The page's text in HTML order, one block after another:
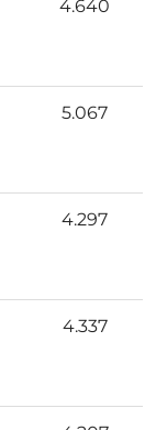
4.640
5.067
4.297
4.337